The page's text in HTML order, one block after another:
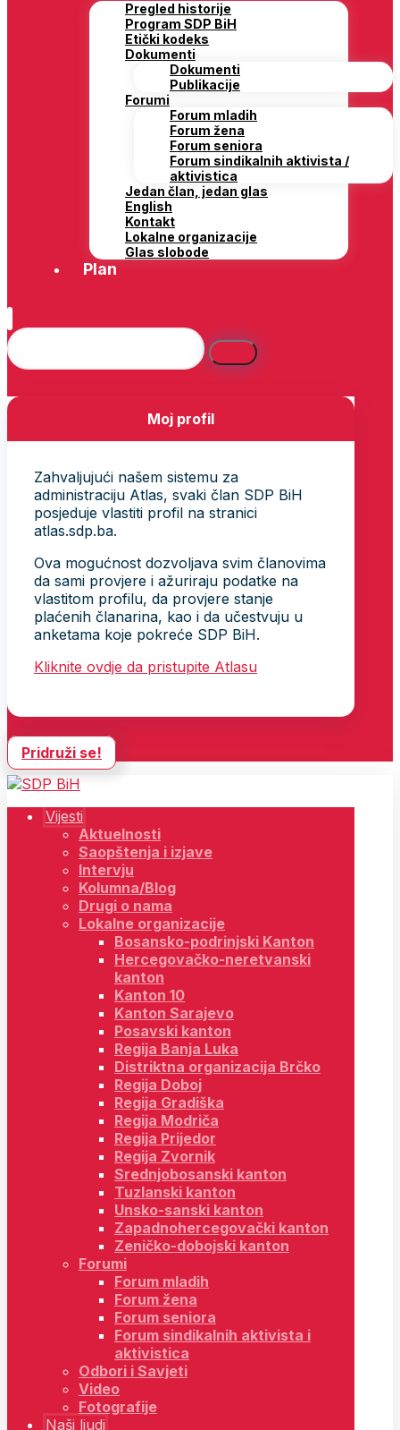
Pregled historije
Program SDP BiH
Etički kodeks
Dokumenti
Dokumenti
Publikacije
Forumi
Forum mladih
Forum žena
Forum seniora
Forum sindikalnih aktivista /
aktivistica
Jedan član, jedan glas
English
Kontakt
Lokalne organizacije
Glas slobode
Plan
Moj profil
Zahvaljujući našem sistemu za
administraciju Atlas, svaki član SDP BiH
posjeduje vlastiti profil na stranici
atlas.sdp.ba.
Ova mogućnost dozvoljava svim članovima
da sami provjere i ažuriraju podatke na
vlastitom profilu, da provjere stanje
plaćenih članarina, kao i da učestvuju u
anketama koje pokreće SDP BiH.
Kliknite ovdje da pristupite Atlasu
Pridruži se!
Vijesti
Aktuelnosti
Saopštenja i izjave
Intervju
Kolumna/Blog
Drugi o nama
Lokalne organizacije
Bosansko-podrinjski Kanton
Hercegovačko-neretvanski
kanton
Kanton 10
Kanton Sarajevo
Posavski kanton
Regija Banja Luka
Distriktna organizacija Brčko
Regija Doboj
Regija Gradiška
Regija Modriča
Regija Prijedor
Regija Zvornik
Srednjobosanski kanton
Tuzlanski kanton
Unsko-sanski kanton
Zapadnohercegovački kanton
Zeničko-dobojski kanton
Forumi
Forum mladih
Forum žena
Forum seniora
Forum sindikalnih aktivista i
aktivistica
Odbori i Savjeti
Video
Fotografije
Naši ljudi